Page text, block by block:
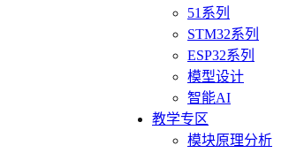
51系列
STM32系列
ESP32系列
模型设计
智能AI
教学专区
模块原理分析